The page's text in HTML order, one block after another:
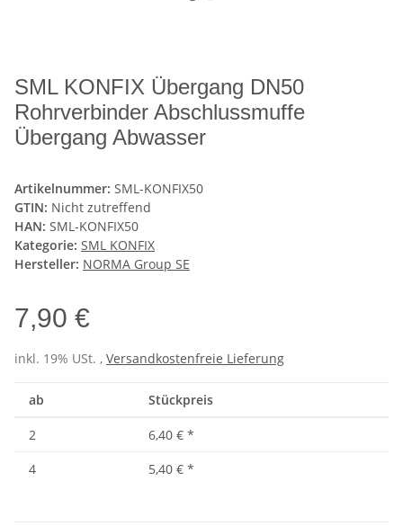
SML KONFIX Übergang DN50
Rohrverbinder Abschlussmuffe
Übergang Abwasser
Artikelnummer: SML-KONFIX50
GTIN: Nicht zutreffend
HAN: SML-KONFIX50
Kategorie: SML KONFIX
Hersteller: NORMA Group SE
7,90 €
inkl. 19% USt. , Versandkostenfreie Lieferung
ab Stückpreis
2 6,40 € *
4
5,40 € *